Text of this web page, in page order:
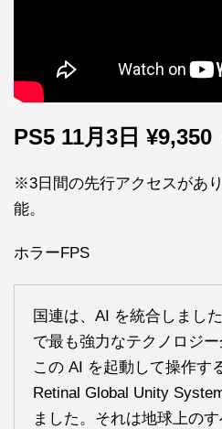
PS5 11月3日 ¥9,350
※3日間の先行アクセスがあ
能。
ホラーFPS
国連は、AI を統合しまし
で最も強力なテクノロジー
この AI を起動して操作す
Retinal Global Unity
ました。それは地球上の